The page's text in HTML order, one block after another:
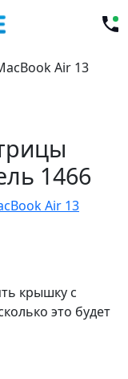
Air 13
1466
Air 13
крышку с
это будет